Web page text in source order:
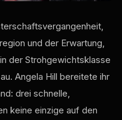
und der Erwartung,
der Strohgewichtsklasse
Angela Hill bereitete ihr
drei schnelle,
keine einzige auf den